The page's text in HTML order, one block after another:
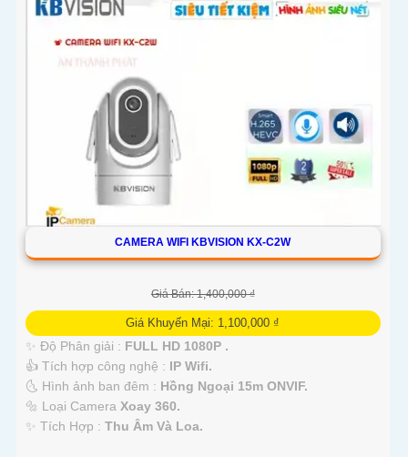
CAMERA WIFI KBVISION KX-C2W
Giá Bán: 1,400,000 ₫
Giá Khuyến Mại: 1,100,000 ₫
✨ Độ Phân giải : FULL HD 1080P .
👍 Tích hợp công nghệ : IP Wifi.
🌜 Hình ảnh ban đêm : Hồng Ngoại 15m ONVIF.
🔩 Loại Camera Xoay 360.
️✨ Tích Hợp : Thu Âm Và Loa.